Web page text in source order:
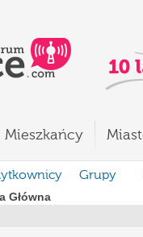
Mieszkańcy
Grupy
Główna